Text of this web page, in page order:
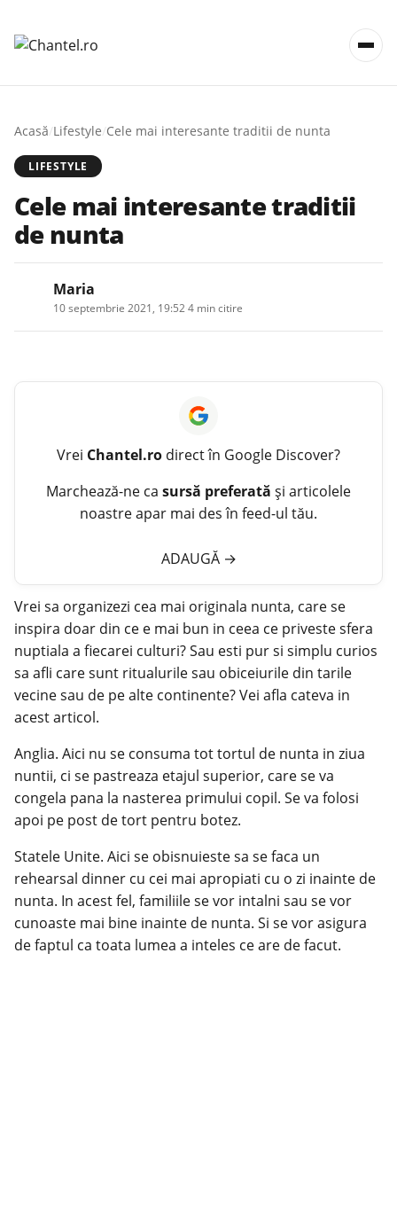
Acasă/Lifestyle/Cele mai interesante traditii de nunta
LIFESTYLE
Cele mai interesante traditii
de nunta
Maria
10 septembrie 2021, 19:524 min citire
Vrei Chantel.ro direct în Google Discover?
Marchează-ne ca sursă preferată și articolele
noastre apar mai des în feed-ul tău.
ADAUGĂ →
Vrei sa organizezi cea mai originala nunta, care se
inspira doar din ce e mai bun in ceea ce priveste sfera
nuptiala a fiecarei culturi? Sau esti pur si simplu curios
sa afli care sunt ritualurile sau obiceiurile din tarile
vecine sau de pe alte continente? Vei afla cateva in
acest articol.
Anglia. Aici nu se consuma tot tortul de nunta in ziua
nuntii, ci se pastreaza etajul superior, care se va
congela pana la nasterea primului copil. Se va folosi
apoi pe post de tort pentru botez.
Statele Unite. Aici se obisnuieste sa se faca un
rehearsal dinner cu cei mai apropiati cu o zi inainte de
nunta. In acest fel, familiile se vor intalni sau se vor
cunoaste mai bine inainte de nunta. Si se vor asigura
de faptul ca toata lumea a inteles ce are de facut.